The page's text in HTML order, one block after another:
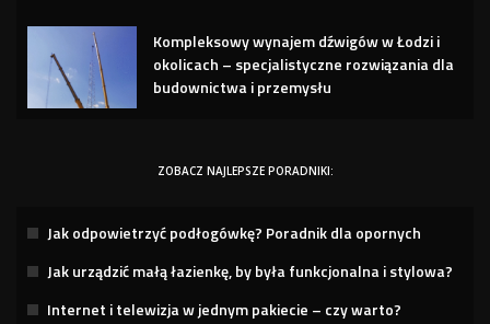
Kompleksowy wynajem dźwigów w Łodzi i
okolicach – specjalistyczne rozwiązania dla
budownictwa i przemysłu
ZOBACZ NAJLEPSZE PORADNIKI:
Jak odpowietrzyć podłogówkę? Poradnik dla opornych
Jak urządzić małą łazienkę, by była funkcjonalna i stylowa?
Internet i telewizja w jednym pakiecie – czy warto?